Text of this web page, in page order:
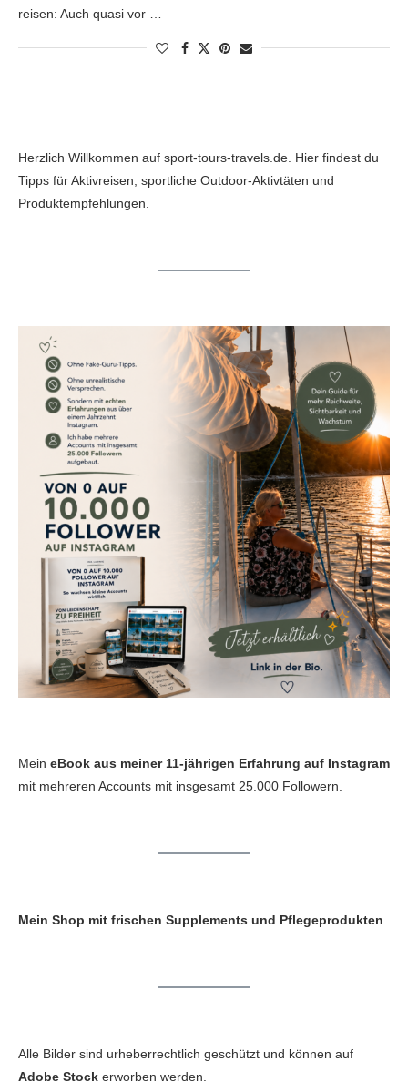
reisen: Auch quasi vor …
Herzlich Willkommen auf sport-tours-travels.de. Hier findest du
Tipps für Aktivreisen, sportliche Outdoor-Aktivtäten und
Produktempfehlungen.
Mein eBook aus meiner 11-jährigen Erfahrung auf Instagram
mit mehreren Accounts mit insgesamt 25.000 Followern.
Mein Shop mit frischen Supplements und Pflegeprodukten
Alle Bilder sind urheberrechtlich geschützt und können auf
Adobe Stock erworben werden.